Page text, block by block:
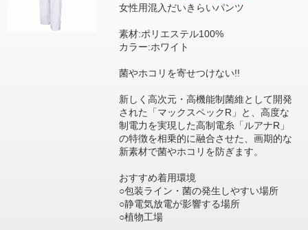
女性用混入だいきらいパンツ
素材:ポリエステル100%
カラー:ホワイト
菌やホコリを寄せつけない!!
新しく高次元・高機能制菌維として開発
された「マックスペックR」と、高度な
制電力を実現した高制電糸「ルアナR」
の特徴を相乗的に融合させた、画期的な
新素材で菌やホコリを防ぎます。
おすすめ着用環境
○包装ライン・菌の発生しやすい場所
○静電気放電が影響する場所
○植物工場